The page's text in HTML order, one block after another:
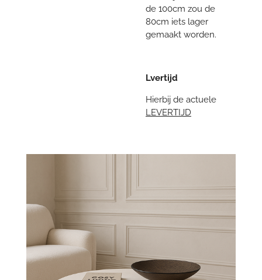
de 100cm zou de
80cm iets lager
gemaakt worden.
Lvertijd
Hierbij de actuele
LEVERTIJD